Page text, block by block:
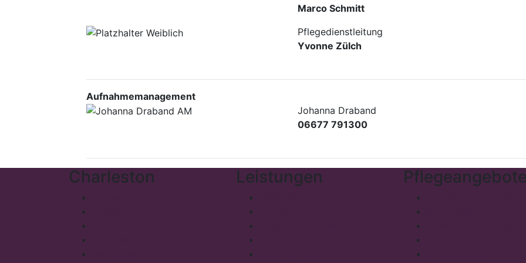
Marco Schmitt
Pflegedienstleitung
Yvonne Zülch
Aufnahmemanagement
Johanna Draband
06677 791300
Charleston Leistungen Pflegeangebote